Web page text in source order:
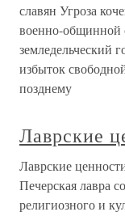
славян Угроза
военно-общинной
земледельческий
избыток
позднему
Лаврские
Лаврские
Печерская лавра
религиозного и